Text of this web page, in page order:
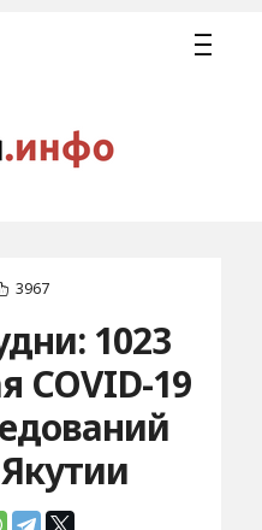
3967
1023
COVID-19